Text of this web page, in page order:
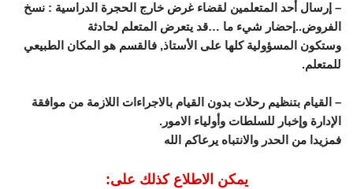
– إرسال أحد المتعلمين لقضاء غرض خارج الحجرة الدراسية : نسخ
الفروض..إحضار شيء ما …قد يتعرض المتعلم لحادثة
وستكون المسؤولية كلها على الأستاذ, فالقسم هو المكان الطبيعي
للمتعلم.
– القيام بتنظيم رحلات بدون القيام بالاجراءات اللازمة من موافقة
الإدارة وإخبار للسلطات وأولياء الامور.
فمزيدا من الحدر والانتباه يرعاكم الله
يمكن الاطلاع كذلك على: